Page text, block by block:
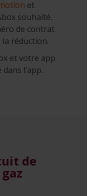
et
souhaité.
de contrat
la réduction.
et votre app
l’app.
de